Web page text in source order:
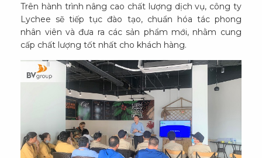
Trên hành trình nâng cao chất lượng dịch vụ, công ty
Lychee sẽ tiếp tục đào tạo, chuẩn hóa tác phong
nhân viên và đưa ra các sản phẩm mới, nhằm cung
cấp chất lượng tốt nhất cho khách hàng.